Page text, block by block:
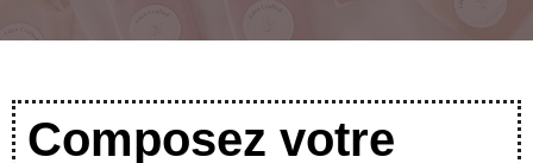
Composez votre